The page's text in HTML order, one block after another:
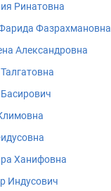
Ринатовна
Фазрахмановна
Александровна
Ханифовна
Индусович